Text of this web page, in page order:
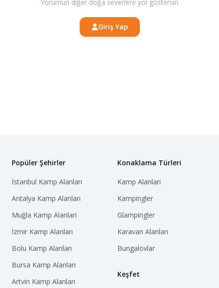
Yorumun diğer doğa severlere yol göstersin
Giriş Yap
Popüler Şehirler
İstanbul Kamp Alanları
Antalya Kamp Alanları
Muğla Kamp Alanları
İzmir Kamp Alanları
Bolu Kamp Alanları
Bursa Kamp Alanları
Artvin Kamp Alanları
Konaklama Türleri
Kamp Alanları
Kampingler
Glampingler
Karavan Alanları
Bungalovlar
Keşfet